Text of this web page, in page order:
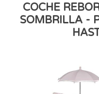
COCHE
SOMBRILLA -